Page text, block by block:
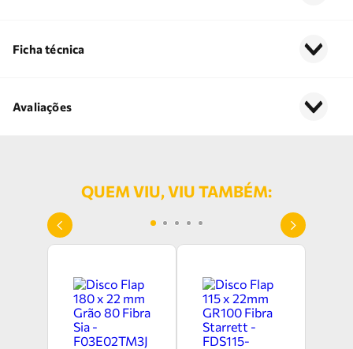
Ficha técnica
Avaliações
QUEM VIU, VIU TAMBÉM: